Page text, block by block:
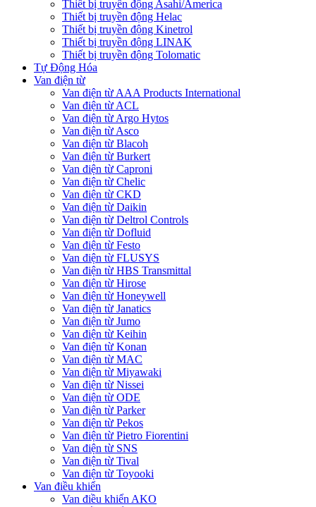
Thiết bị truyền động Asahi/America
Thiết bị truyền động Helac
Thiết bị truyền động Kinetrol
Thiết bị truyền động LINAK
Thiết bị truyền động Tolomatic
Tự Động Hóa
Van điện từ
Van điện từ AAA Products International
Van điện từ ACL
Van điện từ Argo Hytos
Van điện từ Asco
Van điện từ Blacoh
Van điện từ Burkert
Van điện từ Caproni
Van điện từ Chelic
Van điện từ CKD
Van điện từ Daikin
Van điện từ Deltrol Controls
Van điện từ Dofluid
Van điện từ Festo
Van điện từ FLUSYS
Van điện từ HBS Transmittal
Van điện từ Hirose
Van điện từ Honeywell
Van điện từ Janatics
Van điện từ Jumo
Van điện từ Keihin
Van điện từ Konan
Van điện từ MAC
Van điện từ Miyawaki
Van điện từ Nissei
Van điện từ ODE
Van điện từ Parker
Van điện từ Pekos
Van điện từ Pietro Fiorentini
Van điện từ SNS
Van điện từ Tival
Van điện từ Toyooki
Van điều khiển
Van điều khiển AKO